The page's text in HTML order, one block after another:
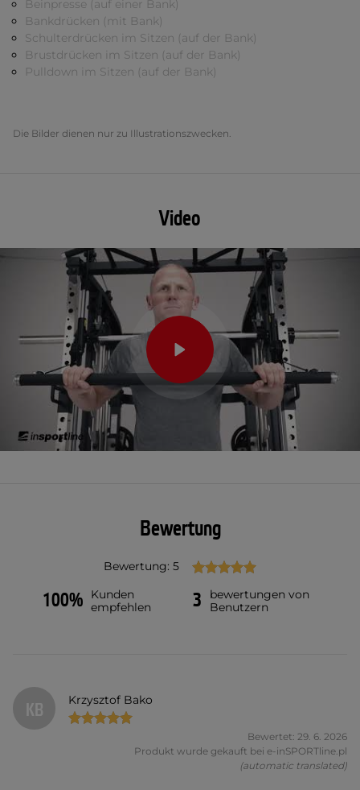
Beinpresse (auf einer Bank)
Bankdrücken (mit Bank)
Schulterdrücken im Sitzen (auf der Bank)
Brustdrücken im Sitzen (auf der Bank)
Pulldown im Sitzen (auf der Bank)
Die Bilder dienen nur zu Illustrationszwecken.
Video
Bewertung
Bewertung: 5
100%
Kunden
empfehlen
3
bewertungen von
Benutzern
KB Krzysztof Bako
Bewertet: 29. 6. 2026
Produkt wurde gekauft bei e-inSPORTline.pl
(automatic translated)